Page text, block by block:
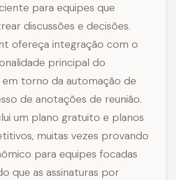
para equipes que
discussões e decisões.
ofereça integração com o
principal do
em torno da automação de
de anotações de reunião.
um plano gratuito e planos
muitas vezes provando
para equipes focadas
que as assinaturas por